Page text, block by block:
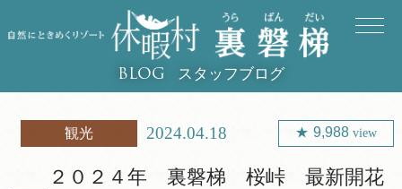
BLOG スタッフブログ
観光 2024.04.18 9,988view
２０２４年 裏磐梯 桜峠 最新開花